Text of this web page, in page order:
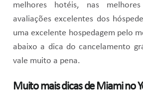
melhores hotéis, nas
avaliações excelentes dos
uma excelente hospedagem pelo
abaixo a dica do cancelamento
vale muito a pena.
Muito mais dicas de Miami no